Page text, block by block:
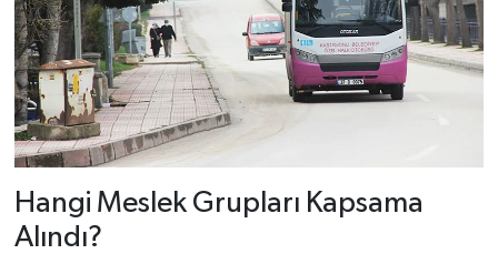
Hangi Meslek Grupları Kapsama
Alındı?
Dünya Haberleri
Yerel Haberler
Haber Arşivi